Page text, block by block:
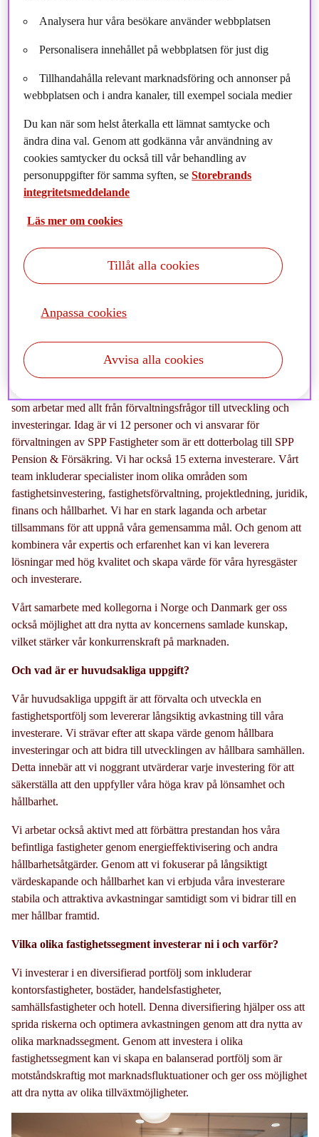
Fastigheter, vad ansvarar du för?
Jag ansvarar för övergripande fastighetsutvecklingsfrågor och
våra rutiner kopplade till dessa. Detta innebär mer konkret
översyn av processer, framtagning av mallar och upphandling av
ramavtalsleverantörer för hela byggprocessen. Det innebär också
att jag till viss del driver egna byggprojekt eller hjälper kollegor
med stöttning vid specifika frågeställningar.
Utöver det är jag ombud i våra driftentreprenader vad gäller den
tekniska förvaltningen kopplad till vår kommersiella portfölj och
förvaltningsentreprenaden kopplat till vår bostadsportfölj. Med
detta kommer en hel del övergripande frågor kopplat till den
och hållbarhetsfrågeställningar vid fastighetsförvärv.
Sist men inte minst är jag också ansvarig för hållbarhetsarbetet
omställningsarbete kopplat till både projekt, drift och rapportering,
Hur ser ert team ut i Sverige?
som arbetar med allt från förvaltningsfrågor till utveckling och
investeringar. Idag är vi 12 personer och vi ansvarar för
förvaltningen av SPP Fastigheter som är ett dotterbolag till SPP
Pension & Försäkring. Vi har också 15 externa investerare. Vårt
team inkluderar specialister inom olika områden som
fastighetsinvestering, fastighetsförvaltning, projektledning, juridik,
finans och hållbarhet. Vi har en stark laganda och arbetar
tillsammans för att uppnå våra gemensamma mål. Och genom att
kombinera vår expertis och erfarenhet kan vi kan leverera
lösningar med hög kvalitet och skapa värde för våra hyresgäster
och investerare.
Vårt samarbete med kollegorna i Norge och Danmark ger oss
också möjlighet att dra nytta av koncernens samlade kunskap,
vilket stärker vår konkurrenskraft på marknaden.
Och vad är er huvudsakliga uppgift?
Vår huvudsakliga uppgift är att förvalta och utveckla en
fastighetsportfölj som levererar långsiktig avkastning till våra
investerare. Vi strävar efter att skapa värde genom hållbara
investeringar och att bidra till utvecklingen av hållbara samhällen.
Detta innebär att vi noggrant utvärderar varje investering för att
säkerställa att den uppfyller våra höga krav på lönsamhet och
hållbarhet.
Vi arbetar också aktivt med att förbättra prestandan hos våra
befintliga fastigheter genom energieffektivisering och andra
hållbarhetsåtgärder. Genom att vi fokuserar på långsiktigt
värdeskapande och hållbarhet kan vi erbjuda våra investerare
stabila och attraktiva avkastningar samtidigt som vi bidrar till en
mer hållbar framtid.
Vilka olika fastighetssegment investerar ni i och varför?
Vi investerar i en diversifierad portfölj som inkluderar
kontorsfastigheter, bostäder, handelsfastigheter,
samhällsfastigheter och hotell. Denna diversifiering hjälper oss att
sprida riskerna och optimera avkastningen genom att dra nytta av
olika marknadssegment. Genom att investera i olika
fastighetssegment kan vi skapa en balanserad portfölj som är
motståndskraftig mot marknadsfluktuationer och ger oss möjlighet
att dra nytta av olika tillväxtmöjligheter.
Analysera hur våra besökare använder webbplatsen
Personalisera innehållet på webbplatsen för just dig
Tillhandahålla relevant marknadsföring och annonser på
webbplatsen och i andra kanaler, till exempel sociala medier
Du kan när som helst återkalla ett lämnat samtycke och
ändra dina val. Genom att godkänna vår användning av
cookies samtycker du också till vår behandling av
personuppgifter för samma syften, seStorebrands
integritetsmeddelande
Läs mer om cookies
Anpassa cookies
Avvisa alla cookies
Tillåt alla cookies